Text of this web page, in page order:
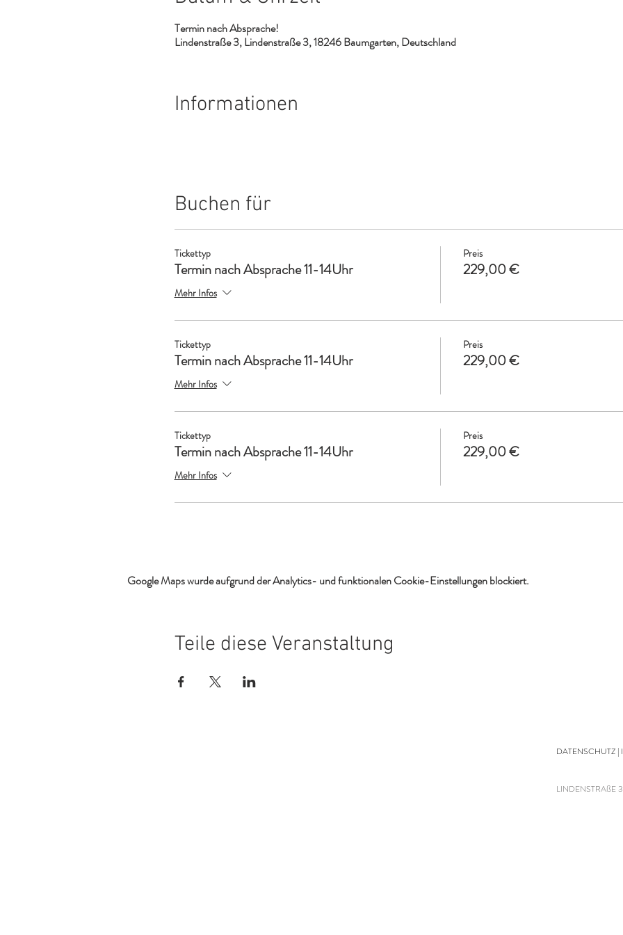
Termin nach Absprache!
Lindenstraße 3, Lindenstraße 3, 18246 Baumgarten, Deutschland
Informationen
Buchen für
Tickettyp
Termin nach Absprache 11-14Uhr
Mehr Infos
Preis
229,00 €
Tickettyp
Termin nach Absprache 11-14Uhr
Mehr Infos
Preis
229,00 €
Tickettyp
Termin nach Absprache 11-14Uhr
Mehr Infos
Preis
229,00 €
Google Maps wurde aufgrund der Analytics- und funktionalen Cookie-Einstellungen blockiert.
Teile diese Veranstaltung
DATENSCHUTZ |
LINDENSTRAßE